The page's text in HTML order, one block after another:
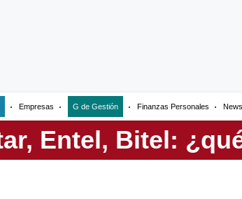
Empresas G de Gestión Finanzas Personales